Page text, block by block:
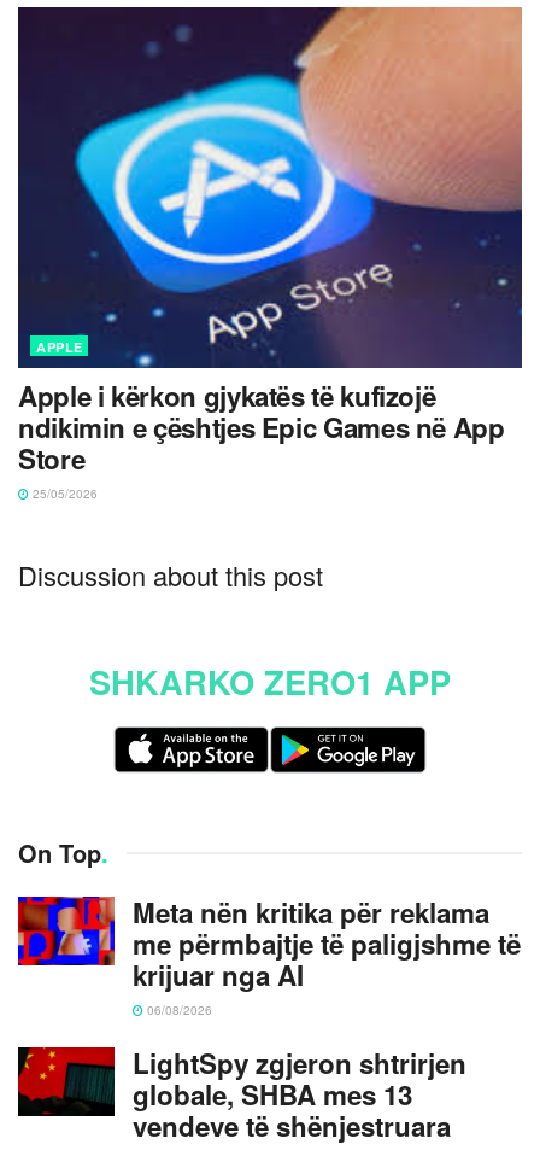
APPLE
Apple i kërkon gjykatës të kufizojë
ndikimin e çështjes Epic Games në App
Store
25/05/2026
Discussion about this post
SHKARKO ZERO1 APP
On Top.
Meta nën kritika për reklama
me përmbajtje të paligjshme të
krijuar nga AI
06/08/2026
LightSpy zgjeron shtrirjen
globale, SHBA mes 13
vendeve të shënjestruara